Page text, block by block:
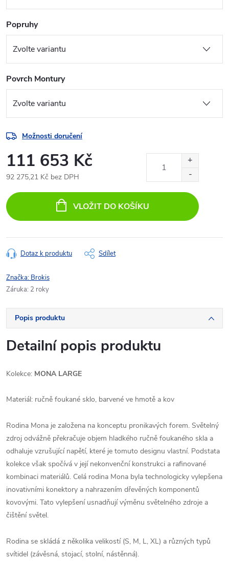
Popruhy
Povrch Montury
Možnosti doručení
111 653 Kč
92 275,21 Kč bez DPH
cena:
VLOŽIT DO KOŠÍKU
Dotaz k produktu Sdílet
Značka: Brokis
Záruka: 2 roky
Popis produktu
Detailní popis produktu
Kolekce: MONA LARGE
Materiál: ručně foukané sklo, barvené ve hmotě a kov
Rodina Mona je založena na konceptu pronikavých forem. Světelný
zdroj odvážně překračuje objem hladkého ručně foukaného skla a
odhaluje vzrušující napětí, které je tomuto designu vlastní. Podstata
kolekce však spočívá v její nekonvenční konstrukci a rafinované
kombinaci materiálů. Celá rodina Mona byla technologicky vylepšena
inovativními konektory a nahrazením dřevěných komponentů
kovovými. Tato vylepšení usnadňují výměnu světelného zdroje a
čištění světel.
Rodina se skládá z několika velikostí (S, M, L, XL) a různých typů
svítidel (závěsná, stojací, stolní, nástěnná).